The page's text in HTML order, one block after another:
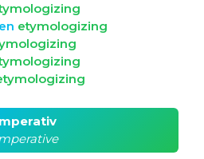
etymologizing